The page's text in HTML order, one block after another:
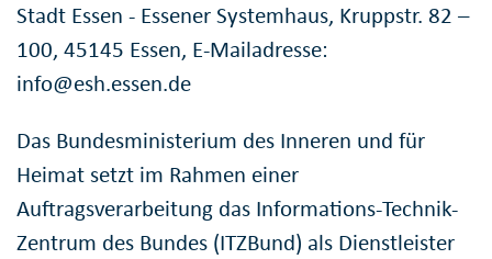
Stadt Essen - Essener Systemhaus, Kruppstr. 82 –
100, 45145 Essen, E-Mailadresse:
info@esh.essen.de
Das Bundesministerium des Inneren und für
Heimat setzt im Rahmen einer
Auftragsverarbeitung das Informations-Technik-
Zentrum des Bundes (ITZBund) als Dienstleister